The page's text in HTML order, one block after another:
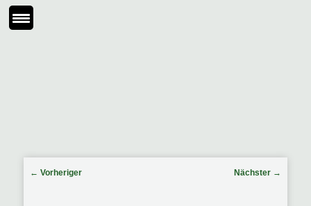
Beitragsnavigation
← Vorheriger Nächster →